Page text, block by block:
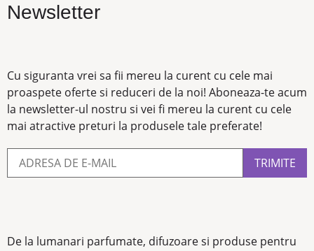
Newsletter
Cu siguranta vrei sa fii mereu la curent cu cele mai
proaspete oferte si reduceri de la noi! Aboneaza-te acum
la newsletter-ul nostru si vei fi mereu la curent cu cele
mai atractive preturi la produsele tale preferate!
De la lumanari parfumate, difuzoare si produse pentru